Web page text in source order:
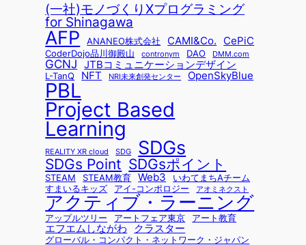
(一社)モノづくりXプログラミング
for Shinagawa
AFP ANANEO株式会社 CAMI&Co. CePiC
CoderDojo品川御殿山 contronym DAO DMM.com
GCNJ JTBコミュニケーションデザイン
L-TanQ NFT NRI未来創発センター OpenSkyBlue
PBL
Project Based
Learning
REALITY XR cloud SDG SDGs
SDGs Point SDGsポイント
STEAM STEAM教育 Web3
いわてまちAチーム
すまいるキッズ
アイ-コンポロジー アオミネクスト
アクティブ・ラーニング
アップルツリー アートフェア東京 アート教育
エフエムしながわ クラスター
グローバル・コンパクト・ネットワーク・ジャパン